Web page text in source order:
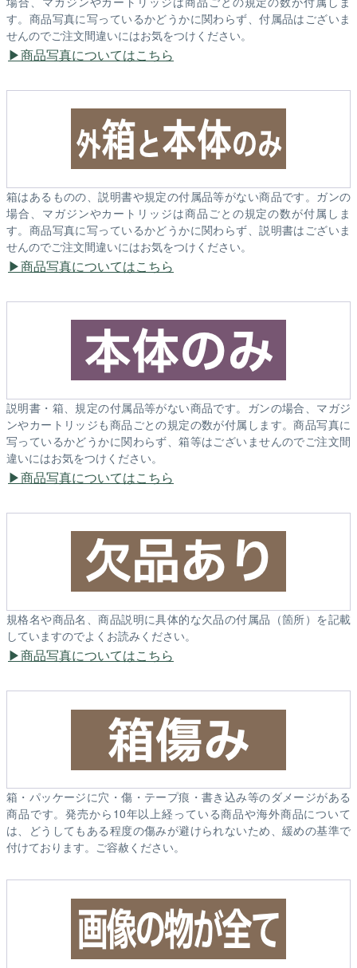
す。商品写真に写っているかどうかに関わらず、付属品はございま
せんのでご注文間違いにはお気をつけください。
商品写真についてはこちら
箱はあるものの、説明書や規定の付属品等がない商品です。ガンの
場合、マガジンやカートリッジは商品ごとの規定の数が付属しま
す。商品写真に写っているかどうかに関わらず、説明書はございま
せんのでご注文間違いにはお気をつけください。
商品写真についてはこちら
説明書・箱、規定の付属品等がない商品です。ガンの場合、マガジ
ンやカートリッジも商品ごとの規定の数が付属します。商品写真に
写っているかどうかに関わらず、箱等はございませんのでご注文間
違いにはお気をつけください。
商品写真についてはこちら
規格名や商品名、商品説明に具体的な欠品の付属品（箇所）を記載
していますのでよくお読みください。
商品写真についてはこちら
箱・パッケージに穴・傷・テープ痕・書き込み等のダメージがある
商品です。発売から10年以上経っている商品や海外商品について
は、どうしてもある程度の傷みが避けられないため、緩めの基準で
付けております。ご容赦ください。